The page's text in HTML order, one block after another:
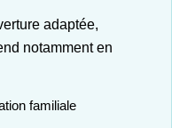
adaptée,
notamment en
familiale